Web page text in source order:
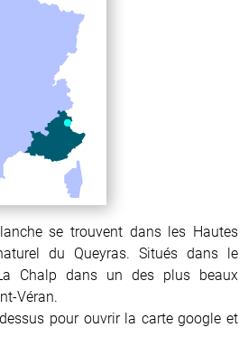
se trouvent dans les Hautes
du Queyras. Situés dans le
Chalp dans un des plus beaux
Véran.
pour ouvrir la carte google et